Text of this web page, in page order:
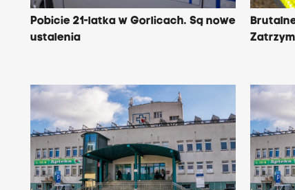
Pobicie 21-latka w Gorlicach. Są nowe
ustalenia